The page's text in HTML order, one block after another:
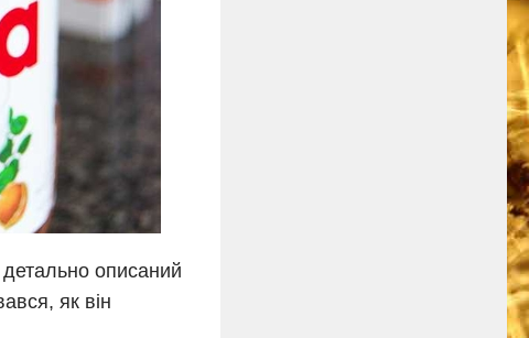
описаний
як він